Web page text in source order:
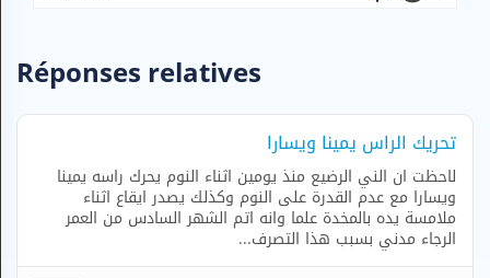
Laboratoire
Vétérinaire
Réponses relatives
تحريك الراس يمينا ويسارا
لاحظت ان الني الرضيع منذ يومين اثناء النوم يحرك راسه يمينا
ويسارا مع عدم القدرة على النوم وكذلك يصدر ايقاع اثناء
ملامسة يده بالمخدة علما وانه اتم الشهر السادس من العمر
الرجاء مدني بسبب هذا التصرف...